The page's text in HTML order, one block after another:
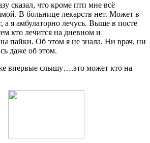
сказал, что кроме птп мне всё
В больнице лекарств нет. Может в
а я амбулаторно лечусь. Выше в посте
кто лечится на дневном и
пайки. Об этом я не знала. Ни врач, ни
даже об этом.
впервые слышу….это может кто на